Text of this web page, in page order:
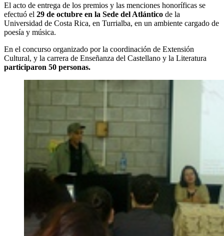
El acto de entrega de los premios y las menciones honoríficas se
efectuó el 29 de octubre en la Sede del Atlántico de la
Universidad de Costa Rica, en Turrialba, en un ambiente cargado de
poesía y música.
En el concurso organizado por la coordinación de Extensión
Cultural, y la carrera de Enseñanza del Castellano y la Literatura
participaron 50 personas.